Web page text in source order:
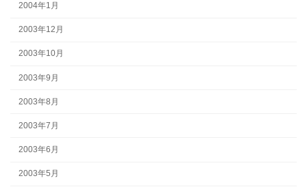
2004年1月
2003年12月
2003年10月
2003年9月
2003年8月
2003年7月
2003年6月
2003年5月